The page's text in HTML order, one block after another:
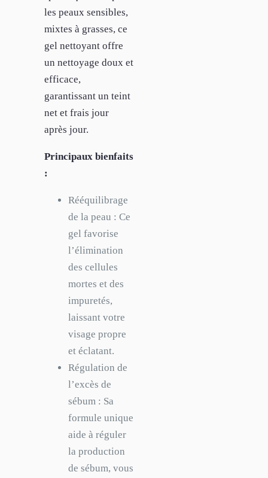
les peaux sensibles,
mixtes à grasses, ce
gel nettoyant offre
un nettoyage doux et
efficace,
garantissant un teint
net et frais jour
après jour.
Principaux bienfaits
:
Rééquilibrage
de la peau : Ce
gel favorise
l’élimination
des cellules
mortes et des
impuretés,
laissant votre
visage propre
et éclatant.
Régulation de
l’excès de
sébum : Sa
formule unique
aide à réguler
la production
de sébum, vous